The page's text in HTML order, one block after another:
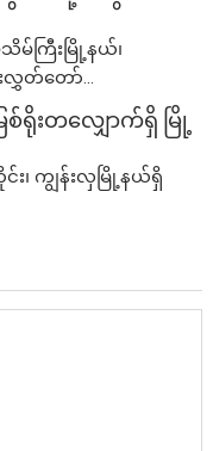
သိမ်ကြီးမြို့နယ်၊
လွှတ်တော်...
ရိုးတလျှောက်ရှိ မြို့
း၊ ကျွန်းလှမြို့နယ်ရှိ